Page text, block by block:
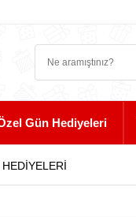
Gün Hediyeleri